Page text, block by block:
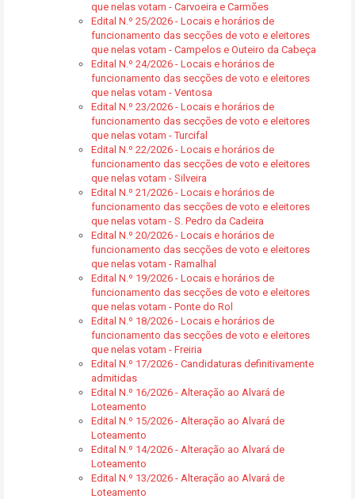
que nelas votam - Carvoeira e Carmões
Edital N.º 25/2026 - Locais e horários de
funcionamento das secções de voto e eleitores
que nelas votam - Campelos e Outeiro da Cabeça
Edital N.º 24/2026 - Locais e horários de
funcionamento das secções de voto e eleitores
que nelas votam - Ventosa
Edital N.º 23/2026 - Locais e horários de
funcionamento das secções de voto e eleitores
que nelas votam - Turcifal
Edital N.º 22/2026 - Locais e horários de
funcionamento das secções de voto e eleitores
que nelas votam - Silveira
Edital N.º 21/2026 - Locais e horários de
funcionamento das secções de voto e eleitores
que nelas votam - S. Pedro da Cadeira
Edital N.º 20/2026 - Locais e horários de
funcionamento das secções de voto e eleitores
que nelas votam - Ramalhal
Edital N.º 19/2026 - Locais e horários de
funcionamento das secções de voto e eleitores
que nelas votam - Ponte do Rol
Edital N.º 18/2026 - Locais e horários de
funcionamento das secções de voto e eleitores
que nelas votam - Freiria
Edital N.º 17/2026 - Candidaturas definitivamente
admitidas
Edital N.º 16/2026 - Alteração ao Alvará de
Loteamento
Edital N.º 15/2026 - Alteração ao Alvará de
Loteamento
Edital N.º 14/2026 - Alteração ao Alvará de
Loteamento
Edital N.º 13/2026 - Alteração ao Alvará de
Loteamento